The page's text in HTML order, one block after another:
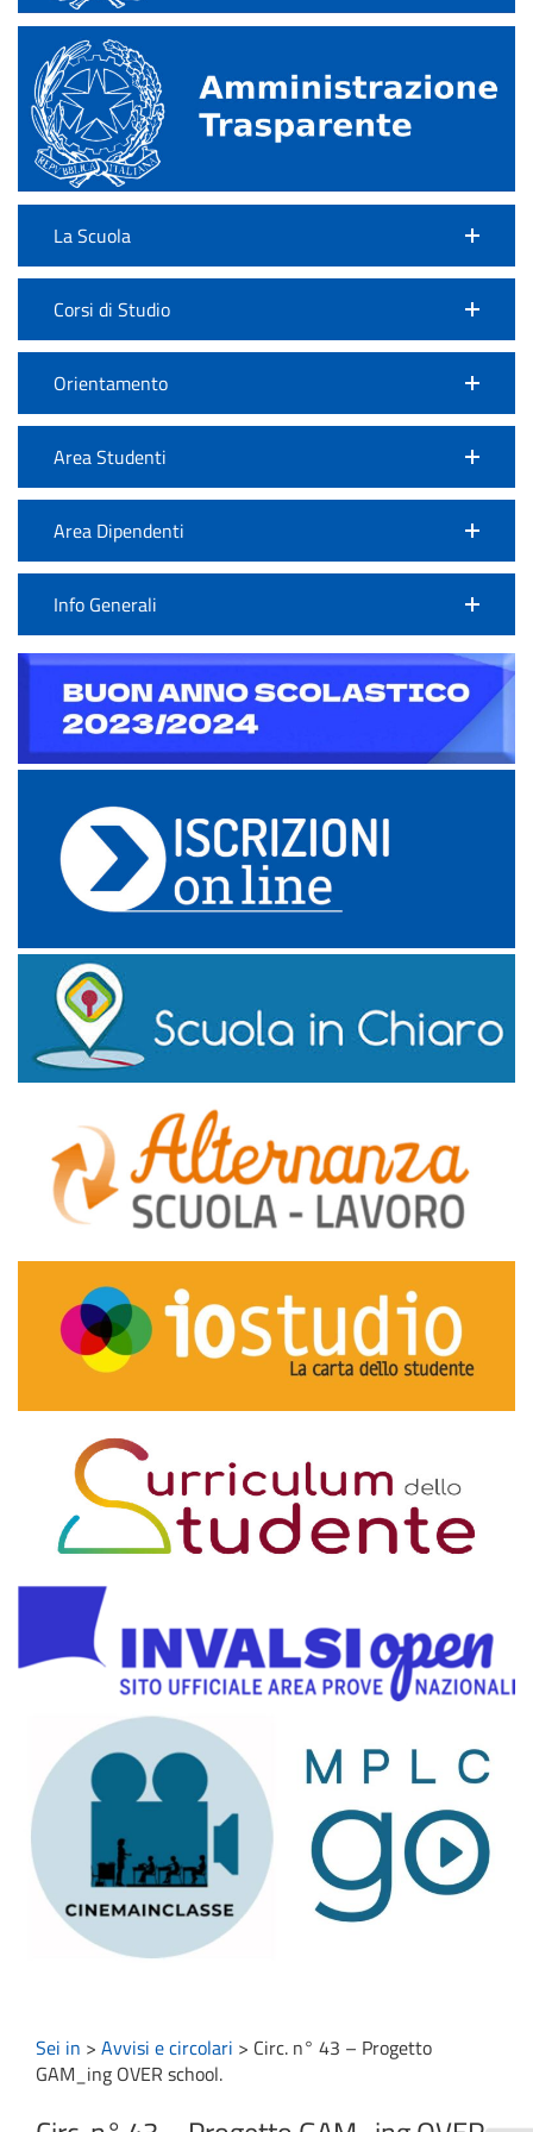
La Scuola
Corsi di Studio
Orientamento
Area Studenti
Area Dipendenti
Info Generali
Sei in > Avvisi e circolari > Circ. n° 43 – Progetto
GAM_ing OVER school.